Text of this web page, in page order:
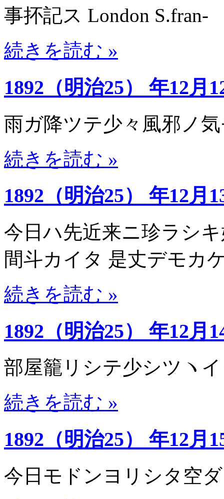
事抔記ス London S.fran-
続きを読む »
1892（明治25） 年12月
雨ガ降ツテ少々風邪ノ
続きを読む »
1892（明治25） 年12月
今日ハ先近来ニ珍ラシ
間斗カイタ 是丈デモカ
続きを読む »
1892（明治25） 年12月
部屋籠リシテ少シツヽ
続きを読む »
1892（明治25） 年12月
今日モドンヨリシタ空